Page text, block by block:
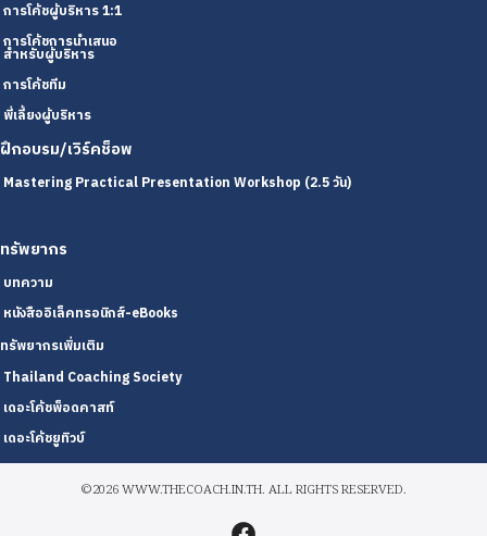
การโค้ชผู้บริหาร 1:1
การโค้ชการนำเสนอ
สำหรับผู้บริหาร
การโค้ชทีม
พี่เลี้ยงผู้บริหาร
ฝึกอบรม/เวิร์คช็อพ
Mastering Practical Presentation Workshop (2.5 วัน)
ทรัพยากร
บทความ
หนังสืออิเล็คทรอนิกส์-eBooks
ทรัพยากรเพิ่มเติม
Thailand Coaching Society
เดอะโค้ชพ็อดคาสท์
เดอะโค้ชยูทิวบ์
©2026 WWW.THECOACH.IN.TH. ALL RIGHTS RESERVED.